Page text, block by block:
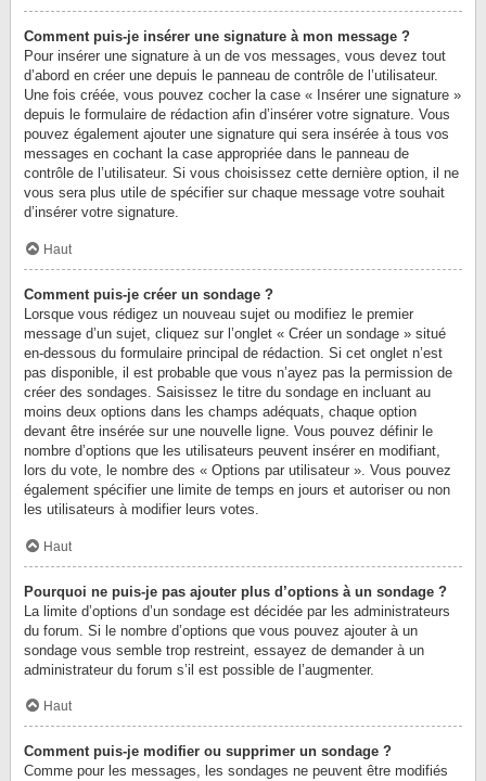
Comment puis-je insérer une signature à mon message ?
Pour insérer une signature à un de vos messages, vous devez tout
d’abord en créer une depuis le panneau de contrôle de l’utilisateur.
Une fois créée, vous pouvez cocher la case « Insérer une signature »
depuis le formulaire de rédaction afin d’insérer votre signature. Vous
pouvez également ajouter une signature qui sera insérée à tous vos
messages en cochant la case appropriée dans le panneau de
contrôle de l’utilisateur. Si vous choisissez cette dernière option, il ne
vous sera plus utile de spécifier sur chaque message votre souhait
d’insérer votre signature.
Haut
Comment puis-je créer un sondage ?
Lorsque vous rédigez un nouveau sujet ou modifiez le premier
message d’un sujet, cliquez sur l’onglet « Créer un sondage » situé
en-dessous du formulaire principal de rédaction. Si cet onglet n’est
pas disponible, il est probable que vous n’ayez pas la permission de
créer des sondages. Saisissez le titre du sondage en incluant au
moins deux options dans les champs adéquats, chaque option
devant être insérée sur une nouvelle ligne. Vous pouvez définir le
nombre d’options que les utilisateurs peuvent insérer en modifiant,
lors du vote, le nombre des « Options par utilisateur ». Vous pouvez
également spécifier une limite de temps en jours et autoriser ou non
les utilisateurs à modifier leurs votes.
Haut
Pourquoi ne puis-je pas ajouter plus d’options à un sondage ?
La limite d’options d’un sondage est décidée par les administrateurs
du forum. Si le nombre d’options que vous pouvez ajouter à un
sondage vous semble trop restreint, essayez de demander à un
administrateur du forum s’il est possible de l’augmenter.
Haut
Comment puis-je modifier ou supprimer un sondage ?
Comme pour les messages, les sondages ne peuvent être modifiés